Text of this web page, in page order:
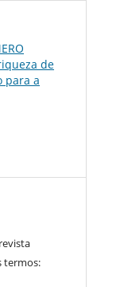
de
para a
termos: